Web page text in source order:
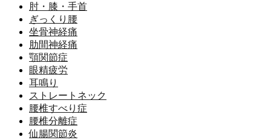
肘・膝・手首
ぎっくり腰
坐骨神経痛
肋間神経痛
顎関節症
眼精疲労
耳鳴り
ストレートネック
腰椎すべり症
腰椎分離症
仙腸関節炎